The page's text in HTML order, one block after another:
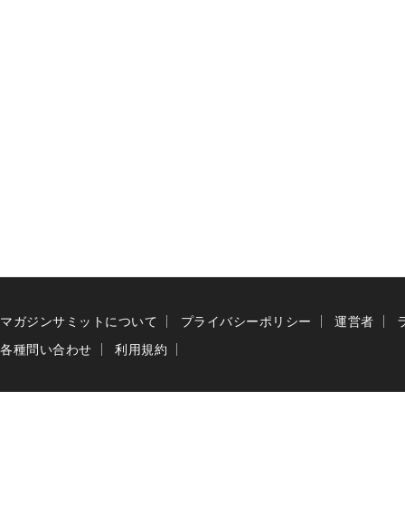
マガジンサミットについて プライバシーポリシー 運営者
各種問い合わせ
利用規約